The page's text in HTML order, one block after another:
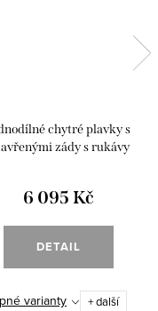
chytré plavky s
zády s rukávy
6 095 Kč
DETAIL
varianty + další